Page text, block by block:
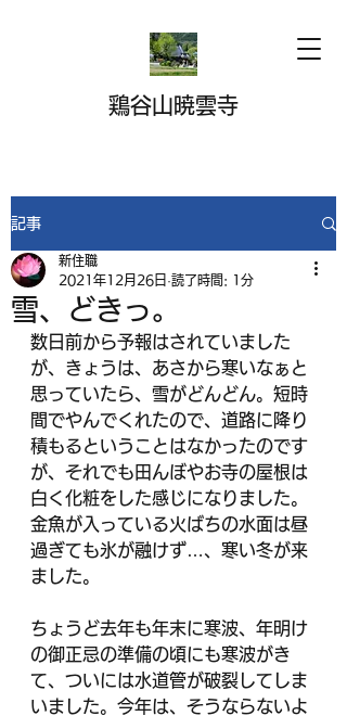
鶏谷山暁雲寺
記事
雪、どきっ。
新住職
2021年12月26日 読了時間: 1分
数日前から予報はされていました
が、きょうは、あさから寒いなぁと
思っていたら、雪がどんどん。短時
間でやんでくれたので、道路に降り
積もるということはなかったのです
が、それでも田んぼやお寺の屋根は
白く化粧をした感じになりました。
金魚が入っている火ばちの水面は昼
過ぎても氷が融けず…、寒い冬が来
ました。
ちょうど去年も年末に寒波、年明け
の御正忌の準備の頃にも寒波がき
て、ついには水道管が破裂してしま
いました。今年は、そうならないよ